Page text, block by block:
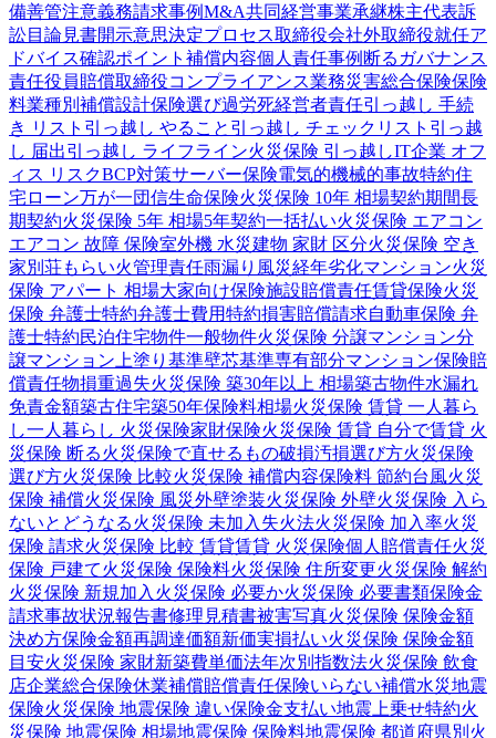
備善管注意義務請求事例M&A共同経営事業承継株主代表訴
訟目論見書開示意思決定プロセス取締役会社外取締役就任ア
ドバイス確認ポイント 補償内容個人責任事例 断る ガバナンス
責任役員賠償取締役コンプライアンス業務災害総合保険保険
料業種別 補償設計保険選び過労死経営者責任引っ越し 手続
き リスト 引っ越し やること 引っ越し チェックリスト 引っ越
し 届出引っ越し ライフライン火災保険 引っ越しIT企業 オフ
ィス リスクBCP対策サーバー保険電気的機械的事故特約住
宅ローン万が一団信生命保険火災保険 10年 相場契約期間長
期契約火災保険 5年 相場5年契約一括払い火災保険 エアコン
エアコン 故障 保険室外機 水災建物 家財 区分火災保険 空き
家別荘もらい火管理責任雨漏り 風災経年劣化マンション火災
保険 アパート 相場大家向け保険施設賠償責任賃貸保険火災
保険 弁護士特約弁護士費用特約損害賠償請求自動車保険 弁
護士特約民泊住宅物件一般物件火災保険 分譲マンション分
譲マンション 上塗り基準壁芯基準専有部分マンション保険賠
償責任物損重過失火災保険 築30年以上 相場築古物件水漏れ
免責金額築古住宅築50年保険料相場火災保険 賃貸 一人暮ら
し一人暮らし 火災保険家財保険火災保険 賃貸 自分で賃貸 火
災保険 断る火災保険で直せるもの破損汚損選び方火災保険
選び方火災保険 比較火災保険 補償内容保険料 節約台風火災
保険 補償火災保険 風災外壁塗装火災保険 外壁火災保険 入ら
ないとどうなる火災保険 未加入 失火法火災保険 加入率火災
保険 請求火災保険 比較 賃貸賃貸 火災保険個人賠償責任火災
保険 戸建て火災保険 保険料火災保険 住所変更火災保険 解約
火災保険 新規加入 火災保険 必要か火災保険 必要書類保険金
請求事故状況報告書修理見積書被害写真火災保険 保険金額
決め方保険金額再調達価額新価実損払い火災保険 保険金額
目安火災保険 家財新築費単価法年次別指数法火災保険 飲食
店企業総合保険休業補償賠償責任保険いらない補償水災地震
保険火災保険 地震保険 違い保険金支払い地震上乗せ特約火
災保険 地震保険 相場地震保険 保険料地震保険 都道府県別 火